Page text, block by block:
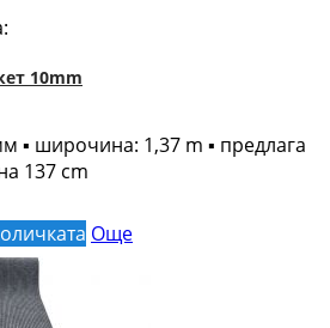
10mm
▪ широчина: 1,37 m ▪ предлага
137 cm
Още